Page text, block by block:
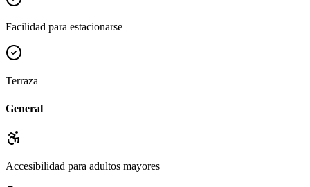
Facilidad para estacionarse
Terraza
General
Accesibilidad para adultos mayores